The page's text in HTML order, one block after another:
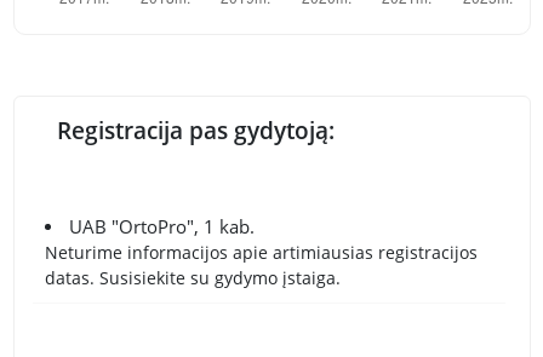
Registracija pas gydytoją:
UAB "OrtoPro", 1 kab.
Neturime informacijos apie artimiausias registracijos
datas. Susisiekite su gydymo įstaiga.